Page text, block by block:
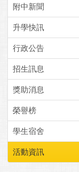
附中新聞
升學快訊
行政公告
招生訊息
獎助消息
榮譽榜
學生宿舍
活動資訊